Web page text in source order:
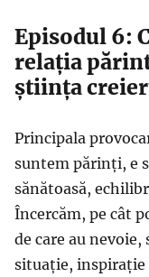
Episodul 6:
relația
știința
Principala
suntem părinți, e
sănătoasă,
Încercăm, pe cât
de care au
situație, inspirație